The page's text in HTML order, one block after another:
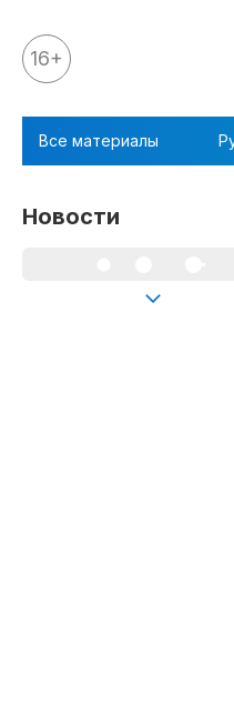
Все материалы
Аналитика
Аналитика
Интеллектуальная
16+
Все материалы
Новости